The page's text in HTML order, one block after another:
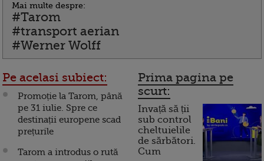
Mai multe despre:
#Tarom
#transport aerian
#Werner Wolff
Pe acelasi subiect:
Promoție la Tarom, până
pe 31 iulie. Spre ce
destinații europene scad
prețurile
Tarom a introdus o rută
Prima pagina pe
scurt:
Invață să ții
sub control
cheltuielile
de sărbători.
Cum